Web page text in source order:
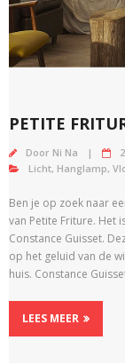
PETITE
Door Ni Na
Licht, Hanglamp,
Ben je op zoek naar
van Petite Friture. Het
Constance Guisset.
op het geluid van de
huis. Constance
LEES MEER